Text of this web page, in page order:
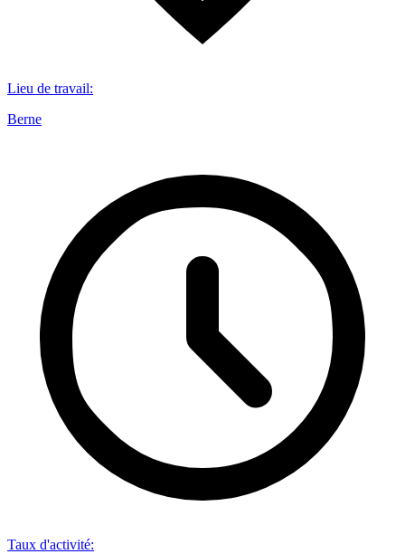
Lieu de travail:
Berne
Taux d'activité: